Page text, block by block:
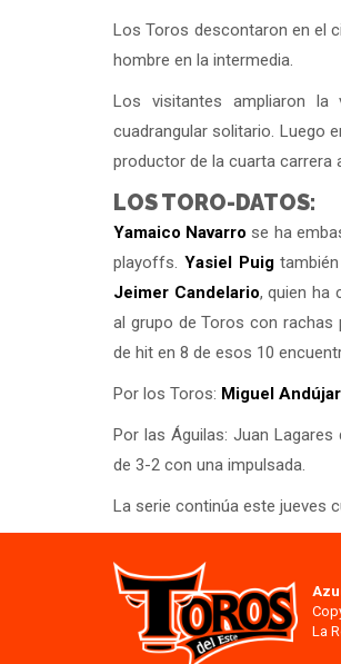
Los Toros descontaron en el
hombre en la intermedia.
Los visitantes ampliaron la
cuadrangular solitario. Luego
productor de la cuarta carrera
LOS TORO-DATOS:
Yamaico Navarro se ha
playoffs. Yasiel Puigtambién
Jeimer Candelario, quien ha
al grupo de Toros con rachas
de hit en 8 de esos 10
Por los Toros: Miguel Andújar
Por las Águilas: Juan
de 3-2 con una impulsada.
La serie continúa este jueves
La